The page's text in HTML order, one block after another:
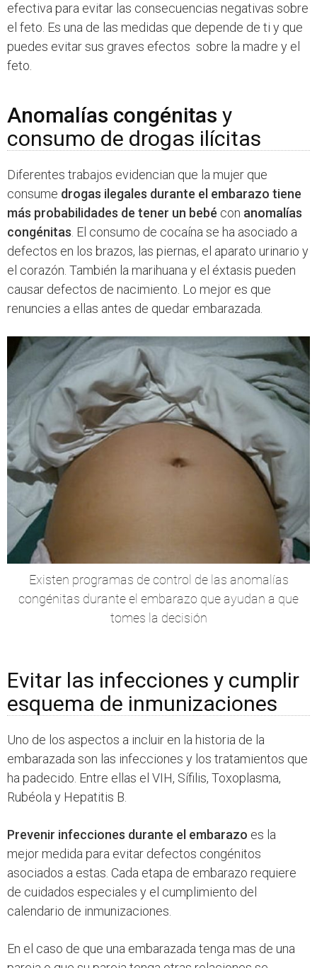
efectiva para evitar las consecuencias negativas sobre
el feto. Es una de las medidas que depende de ti y que
puedes evitar sus graves efectos sobre la madre y el
feto.
Anomalías congénitas y
consumo de drogas ilícitas
Diferentes trabajos evidencian que la mujer que
consume drogas ilegales durante el embarazo tiene
más probabilidades de tener un bebé con anomalías
congénitas . El consumo de cocaína se ha asociado a
defectos en los brazos, las piernas, el aparato urinario y
el corazón. También la marihuana y el éxtasis pueden
causar defectos de nacimiento. Lo mejor es que
renuncies a ellas antes de quedar embarazada.
Existen programas de control de las anomalías
congénitas durante el embarazo que ayudan a que
tomes la decisión
Evitar las infecciones y cumplir
esquema de inmunizaciones
Uno de los aspectos a incluir en la historia de la
embarazada son las infecciones y los tratamientos que
ha padecido. Entre ellas el VIH, Sífilis, Toxoplasma,
Rubéola y Hepatitis B.
Prevenir infecciones durante el embarazo es la
mejor medida para evitar defectos congénitos
asociados a estas. Cada etapa de embarazo requiere
de cuidados especiales y el cumplimiento del
calendario de inmunizaciones.
En el caso de que una embarazada tenga mas de una